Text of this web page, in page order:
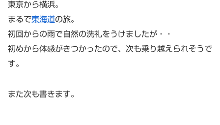
東京から横浜。
まるで東海道の旅。
初回からの雨で自然の洗礼をうけましたが・・
初めから体感がきつかったので、次も乗り越えられそうで
す。
また次も書きます。